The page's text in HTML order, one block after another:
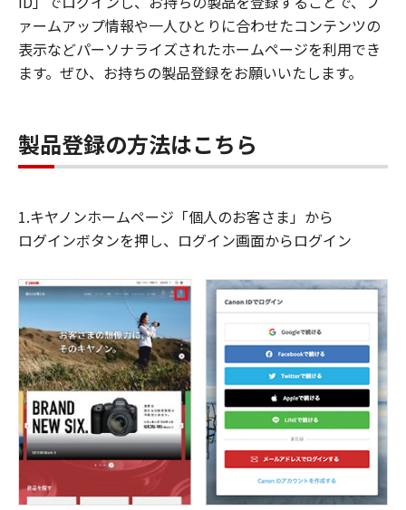
ァームアップ情報や一人ひとりに合わせたコンテンツの
表示などパーソナライズされたホームページを利用でき
ます。ぜひ、お持ちの製品登録をお願いいたします。
製品登録の方法はこちら
1.キヤノンホームページ「個人のお客さま」から
ログインボタンを押し、ログイン画面からログイン